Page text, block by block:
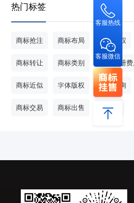
热门标签
商标抢注 商标布局 商标侵权
商标转让 商标类别 商标注册
商标近似 字体版权 商标查询
商标交易 商标出售 甄标网
客服热线
客服微信